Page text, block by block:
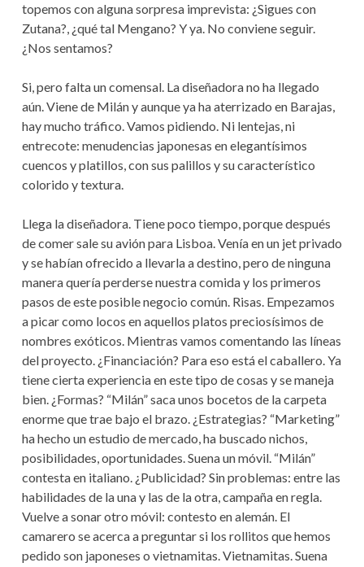
topemos con alguna sorpresa imprevista: ¿Sigues con
Zutana?, ¿qué tal Mengano? Y ya. No conviene seguir.
¿Nos sentamos?
Si, pero falta un comensal. La diseñadora no ha llegado
aún. Viene de Milán y aunque ya ha aterrizado en Barajas,
hay mucho tráfico. Vamos pidiendo. Ni lentejas, ni
entrecote: menudencias japonesas en elegantísimos
cuencos y platillos, con sus palillos y su característico
colorido y textura.
Llega la diseñadora. Tiene poco tiempo, porque después
de comer sale su avión para Lisboa. Venía en un jet privado
y se habían ofrecido a llevarla a destino, pero de ninguna
manera quería perderse nuestra comida y los primeros
pasos de este posible negocio común. Risas. Empezamos
a picar como locos en aquellos platos preciosísimos de
nombres exóticos. Mientras vamos comentando las líneas
del proyecto. ¿Financiación? Para eso está el caballero. Ya
tiene cierta experiencia en este tipo de cosas y se maneja
bien. ¿Formas? “Milán” saca unos bocetos de la carpeta
enorme que trae bajo el brazo. ¿Estrategias? “Marketing”
ha hecho un estudio de mercado, ha buscado nichos,
posibilidades, oportunidades. Suena un móvil. “Milán”
contesta en italiano. ¿Publicidad? Sin problemas: entre las
habilidades de la una y las de la otra, campaña en regla.
Vuelve a sonar otro móvil: contesto en alemán. El
camarero se acerca a preguntar si los rollitos que hemos
pedido son japoneses o vietnamitas. Vietnamitas. Suena